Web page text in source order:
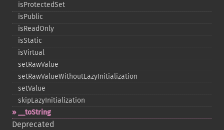
isProtectedSet
isPublic
isReadOnly
isStatic
isVirtual
setRawValue
setRawValueWithoutLazyInitialization
setValue
skipLazyInitialization
_​_​toString
Deprecated